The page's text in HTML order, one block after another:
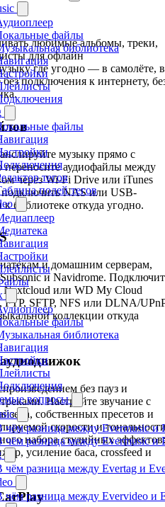
файлы
библиотека
файлы
тегов
полей тегов
файлы
библиотека
вопросы
чём разница между Evermusic и
чём разница между Evermusic и
чём разница между Evertag и
чём разница между Evervideo и
любимые альбомы, треки,
для офлайн
где угодно — в самолёте, в
подключения к интернету,
музыку прямо с
аудиофайлы между
через Wi-Fi Drive или iTunes
NAS или USB-
библиотеке откуда угодно.
и домашним серверам,
и Navidrome.
или WD My Cloud
SFTP, NFS или DLNA/
коллекции откуда
без пауз и
Настройте звучание с
собственных пресетов и
скорости и
набора студийных эффектов:
усиление баса, crossfeed и